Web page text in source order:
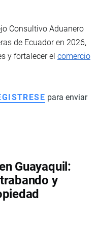
Consultivo Aduanero
de Ecuador en 2026,
y fortalecer el comercio
para enviar
Guayaquil:
y